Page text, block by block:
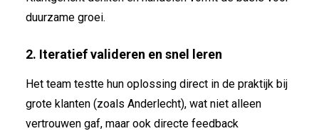
duurzame groei.
2. Iteratief valideren en snel leren
Het team testte hun oplossing direct in de praktijk bij
grote klanten (zoals Anderlecht), wat niet alleen
vertrouwen gaf, maar ook directe feedback